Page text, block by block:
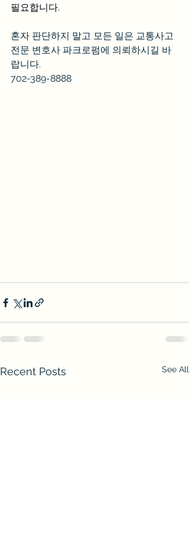
필요합니다.
혼자 판단하지 말고 모든 일은 교통사고
전문 변호사 파크로펌에 의뢰하시길 바
랍니다.
702-389-8888
Recent Posts See All